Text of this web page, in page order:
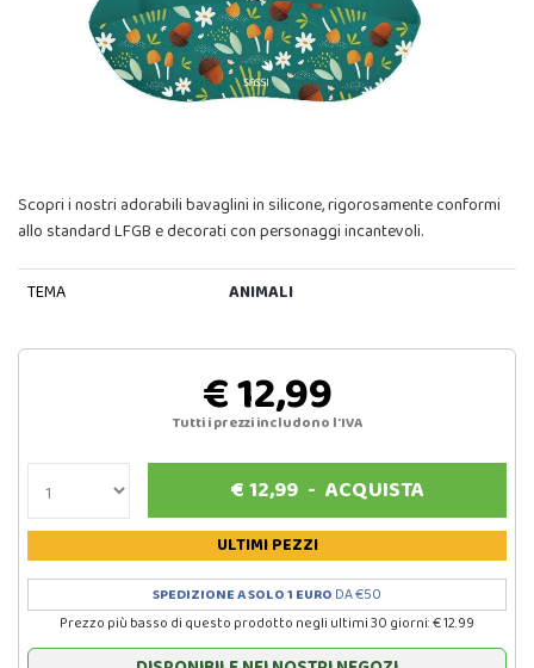
Scopri i nostri adorabili bavaglini in silicone, rigorosamente conformi
allo standard LFGB e decorati con personaggi incantevoli.
TEMA ANIMALI
€ 12,99
Tutti i prezzi includono l'IVA
€12,99- ACQUISTA
ULTIMI PEZZI
SPEDIZIONE A SOLO 1 EURO DA €50
Prezzo più basso di questo prodotto negli ultimi 30 giorni: € 12.99